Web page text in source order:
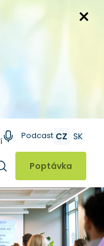
Podcast CZ SK
Hledat
Poptávka